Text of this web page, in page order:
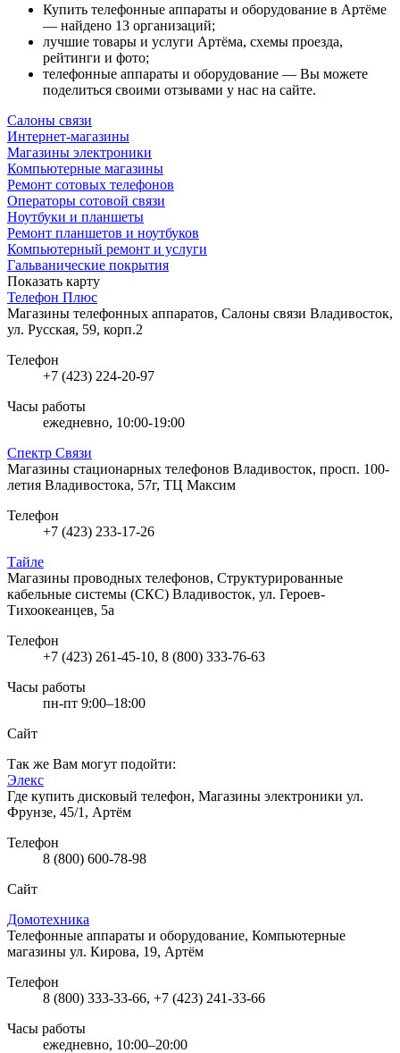
Купить телефонные аппараты и оборудование в Артёме
— найдено 13 организаций;
лучшие товары и услуги Артёма, схемы проезда,
рейтинги и фото;
телефонные аппараты и оборудование — Вы можете
поделиться своими отзывами у нас на сайте.
Салоны связи
Интернет-магазины
Магазины электроники
Компьютерные магазины
Ремонт сотовых телефонов
Операторы сотовой связи
Ноутбуки и планшеты
Ремонт планшетов и ноутбуков
Компьютерный ремонт и услуги
Гальванические покрытия
Показать карту
Телефон Плюс
Магазины телефонных аппаратов, Салоны связи Владивосток,
ул. Русская, 59, корп.2
Телефон
+7 (423) 224-20-97
Часы работы
ежедневно, 10:00-19:00
Спектр Связи
Магазины стационарных телефонов Владивосток, просп. 100-
летия Владивостока, 57г, ТЦ Максим
Телефон
+7 (423) 233-17-26
Тайле
Магазины проводных телефонов, Структурированные
кабельные системы (СКС) Владивосток, ул. Героев-
Тихоокеанцев, 5а
Телефон
+7 (423) 261-45-10, 8 (800) 333-76-63
Часы работы
пн-пт 9:00–18:00
Сайт
Так же Вам могут подойти:
Элекс
Где купить дисковый телефон, Магазины электроники ул.
Фрунзе, 45/1, Артём
Телефон
8 (800) 600-78-98
Сайт
Домотехника
Телефонные аппараты и оборудование, Компьютерные
магазины ул. Кирова, 19, Артём
Телефон
8 (800) 333-33-66, +7 (423) 241-33-66
Часы работы
ежедневно, 10:00–20:00